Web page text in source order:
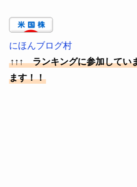
にほんブログ村
↑↑↑ ランキングに参加してい
ます！！